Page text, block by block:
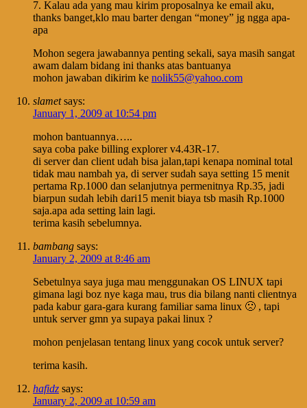
7. Kalau ada yang mau kirim proposalnya ke email aku,
thanks banget,klo mau barter dengan “money” jg ngga apa-
apa
Mohon segera jawabannya penting sekali, saya masih sangat
awam dalam bidang ini thanks atas bantuanya
mohon jawaban dikirim ke nolik55@yahoo.com
slamet says:
January 1, 2009 at 10:54 pm
mohon bantuannya…..
saya coba pake billing explorer v4.43R-17.
di server dan client udah bisa jalan,tapi kenapa nominal total
tidak mau nambah ya, di server sudah saya setting 15 menit
pertama Rp.1000 dan selanjutnya permenitnya Rp.35, jadi
biarpun sudah lebih dari15 menit biaya tsb masih Rp.1000
saja.apa ada setting lain lagi.
terima kasih sebelumnya.
bambang says:
January 2, 2009 at 8:46 am
Sebetulnya saya juga mau menggunakan OS LINUX tapi
gimana lagi boz nye kaga mau, trus dia bilang nanti clientnya
pada kabur gara-gara kurang familiar sama linux 🙁 , tapi
untuk server gmn ya supaya pakai linux ?
mohon penjelasan tentang linux yang cocok untuk server?
terima kasih.
hafidz says:
January 2, 2009 at 10:59 am